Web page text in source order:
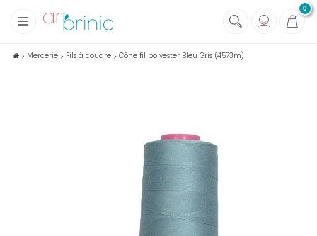
0
Tissus
Mercerie Fils à coudre Cône fil polyester Bleu Gris (4573m)